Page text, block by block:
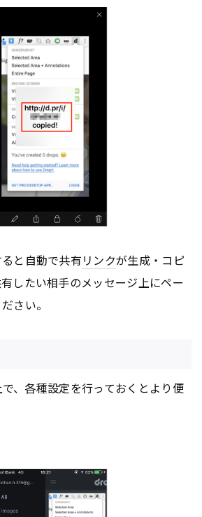
と自動で共有リンクが生成・コピ
したい相手のメッセージ上にペー
さい。
、各種設定を行っておくとより便